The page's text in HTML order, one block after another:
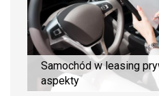
Samochód w leasing
aspekty